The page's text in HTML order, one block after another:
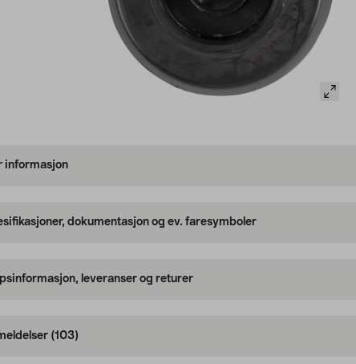
informasjon
dokumentasjon og ev. faresymboler
leveranser og returer
(103)